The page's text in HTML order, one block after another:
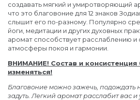
создавать мягкий и умиротворяющий
что это благовоние для 12 знаков
слышит его по-разному. Популярно
йоги, медитации и других духовных
аромат способствует расслаблению и
атмосферы покоя и гармонии.
ВНИМАНИЕ! Состав и
изменяться!
Благовоние можно зажечь, подождать
задуть. Легкий аромат расслабит вас